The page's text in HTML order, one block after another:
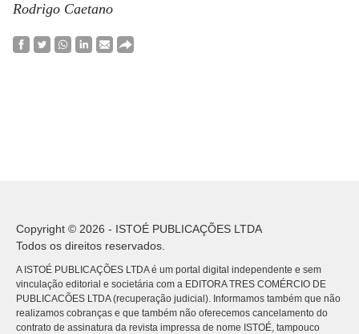
Rodrigo Caetano
Copyright © 2026 - ISTOÉ PUBLICAÇÕES LTDA
Todos os direitos reservados.
A ISTOÉ PUBLICAÇÕES LTDA é um portal digital independente e sem
vinculação editorial e societária com a EDITORA TRES COMÉRCIO DE
PUBLICACÕES LTDA (recuperação judicial). Informamos também que não
realizamos cobranças e que também não oferecemos cancelamento do
contrato de assinatura da revista impressa de nome ISTOÉ, tampouco